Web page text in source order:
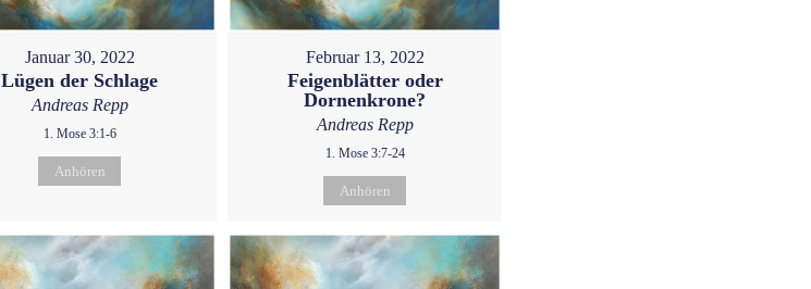
Januar 30, 2022
Lügen der Schlage
Andreas Repp
1. Mose 3:1-6
Anhören
Februar 13, 2022
Feigenblätter oder
Dornenkrone?
Andreas Repp
1. Mose 3:7-24
Anhören